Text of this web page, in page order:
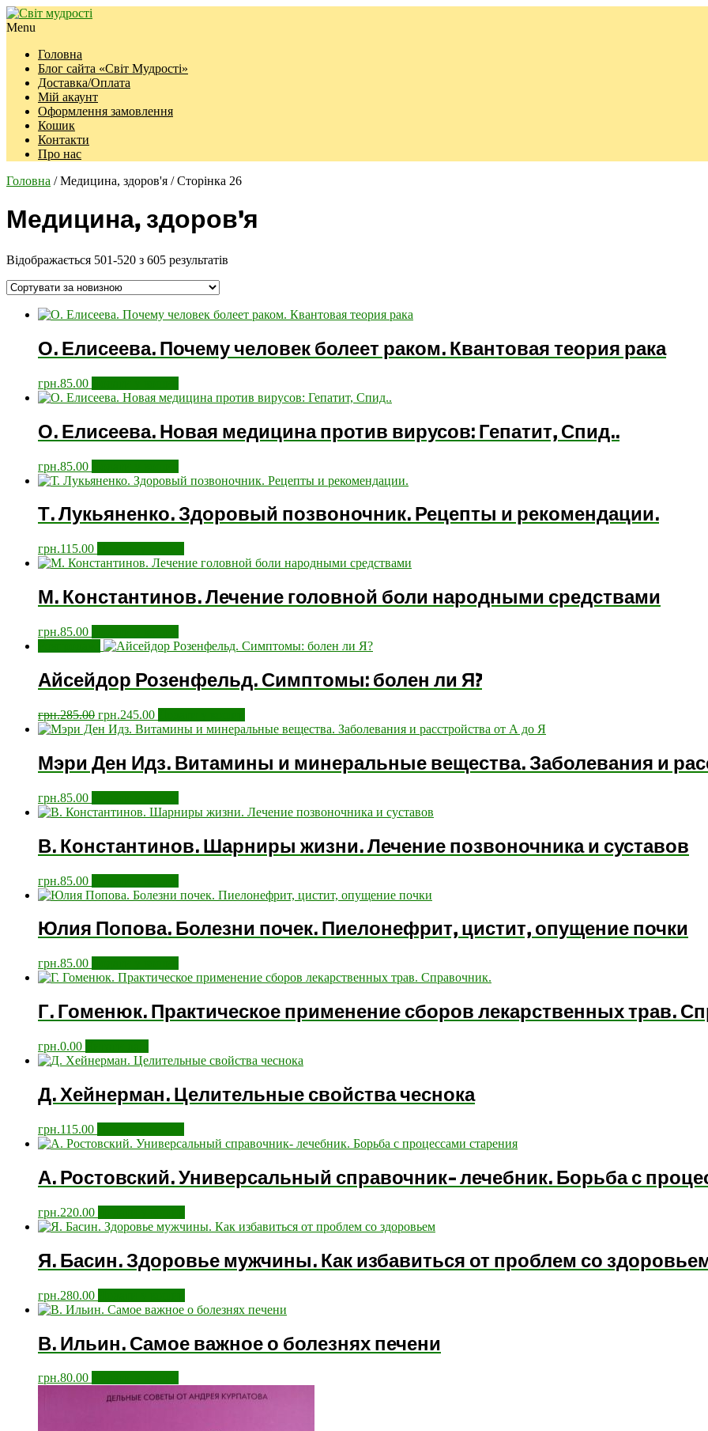
Menu
Головна
Блог сайта «Світ Мудрості»
Доставка/Оплата
Мій акаунт
Оформлення замовлення
Кошик
Контакти
Про нас
Головна / Медицина, здоров'я / Сторінка 26
Медицина, здоров'я
Відображається 501-520 з 605 результатів
О. Елисеева. Почему человек болеет раком. Квантовая теория рака
грн.85.00
О. Елисеева. Новая медицина против вирусов: Гепатит, Спид..
грн.85.00
Т. Лукьяненко. Здоровый позвоночник. Рецепты и рекомендации.
грн.115.00
М. Константинов. Лечение головной боли народными средствами
грн.85.00
Айсейдор Розенфельд. Симптомы: болен ли Я?
грн.285.00 грн.245.00
Мэри Ден Идз. Витамины и минеральные вещества. Заболевания и
грн.85.00
В. Константинов. Шарниры жизни. Лечение позвоночника и суставов
грн.85.00
Юлия Попова. Болезни почек. Пиелонефрит, цистит, опущение почки
грн.85.00
Г. Гоменюк. Практическое применение сборов лекарственных трав.
грн.0.00
Д. Хейнерман. Целительные свойства чеснока
грн.115.00
А. Ростовский. Универсальный справочник- лечебник. Борьба с
грн.220.00
Я. Басин. Здоровье мужчины. Как избавиться от проблем со
грн.280.00
В. Ильин. Самое важное о болезнях печени
грн.80.00